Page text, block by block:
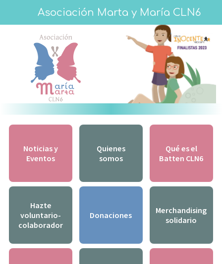
Asociación Marta y María CLN6
Noticias y
Eventos
Quienes
somos
Qué es el
Batten CLN6
Hazte
voluntario-
colaborador
Donaciones
Merchandising
solidario